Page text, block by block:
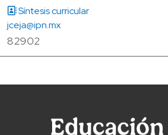
Síntesis curricular
jceja@ipn.mx
82902